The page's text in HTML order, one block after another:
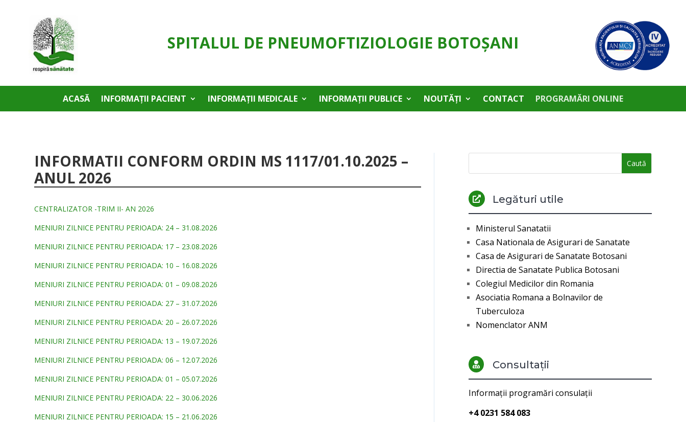
SPITALUL DE PNEUMOFTIZIOLOGIE BOTOŞANI
ACASĂ INFORMAȚII PACIENT INFORMAȚII MEDICALE INFORMAȚII PUBLICE NOUTĂȚI CONTACT PROGRAMĂRI ONLINE
INFORMATII CONFORM ORDIN MS 1117/01.10.2025 –
ANUL 2026
CENTRALIZATOR -TRIM II- AN 2026
MENIURI ZILNICE PENTRU PERIOADA: 24 – 31.08.2026
MENIURI ZILNICE PENTRU PERIOADA: 17 – 23.08.2026
MENIURI ZILNICE PENTRU PERIOADA: 10 – 16.08.2026
MENIURI ZILNICE PENTRU PERIOADA: 01 – 09.08.2026
MENIURI ZILNICE PENTRU PERIOADA: 27 – 31.07.2026
MENIURI ZILNICE PENTRU PERIOADA: 20 – 26.07.2026
MENIURI ZILNICE PENTRU PERIOADA: 13 – 19.07.2026
MENIURI ZILNICE PENTRU PERIOADA: 06 – 12.07.2026
MENIURI ZILNICE PENTRU PERIOADA: 01 – 05.07.2026
MENIURI ZILNICE PENTRU PERIOADA: 22 – 30.06.2026
MENIURI ZILNICE PENTRU PERIOADA: 15 – 21.06.2026
 Legături utile
Ministerul Sanatatii
Casa Nationala de Asigurari de Sanatate
Casa de Asigurari de Sanatate Botosani
Directia de Sanatate Publica Botosani
Colegiul Medicilor din Romania
Asociatia Romana a Bolnavilor de
Tuberculoza
Nomenclator ANM
 Consultații
Informații programări consulații
+4 0231 584 083